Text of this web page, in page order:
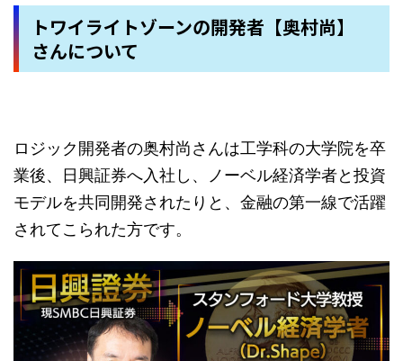
トワイライトゾーンの開発者【奥村尚】
さんについて
ロジック開発者の奥村尚さんは工学科の大学院を卒
業後、日興証券へ入社し、ノーベル経済学者と投資
モデルを共同開発されたりと、金融の第一線で活躍
されてこられた方です。